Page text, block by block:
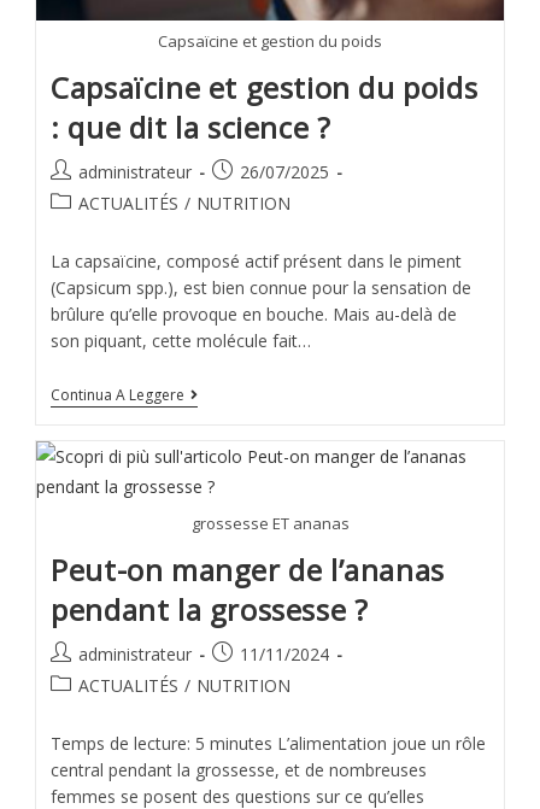
Capsaïcine et gestion du poids
Capsaïcine et gestion du poids
: que dit la science ?
administrateur
26/07/2025
ACTUALITÉS / NUTRITION
La capsaïcine, composé actif présent dans le piment
(Capsicum spp.), est bien connue pour la sensation de
brûlure qu’elle provoque en bouche. Mais au-delà de
son piquant, cette molécule fait…
Continua A Leggere
grossesse ET ananas
Peut-on manger de l’ananas
pendant la grossesse ?
administrateur
11/11/2024
ACTUALITÉS / NUTRITION
Temps de lecture: 5 minutes L’alimentation joue un rôle
central pendant la grossesse, et de nombreuses
femmes se posent des questions sur ce qu’elles